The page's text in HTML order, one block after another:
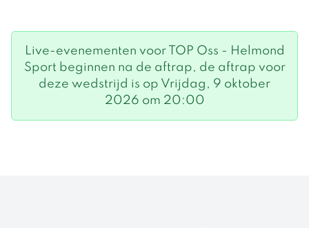
Live-evenementen voor TOP Oss - Helmond
Sport beginnen na de aftrap, de aftrap voor
deze wedstrijd is op Vrijdag, 9 oktober
2026 om 20:00